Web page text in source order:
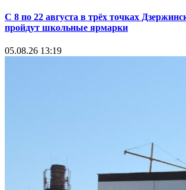
С 8 по 22 августа в трёх точках
пройдут школьные ярмарки
05.08.26 13:19